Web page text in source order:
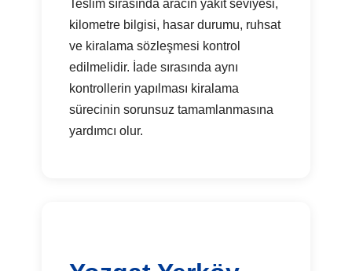
Teslim sırasında aracın yakıt seviyesi,
kilometre bilgisi, hasar durumu, ruhsat
ve kiralama sözleşmesi kontrol
edilmelidir. İade sırasında aynı
kontrollerin yapılması kiralama
sürecinin sorunsuz tamamlanmasına
yardımcı olur.